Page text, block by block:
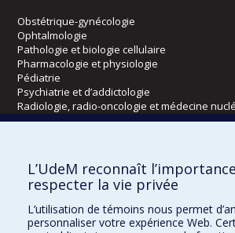
Obstétrique-gynécologie
Ophtalmologie
Pathologie et biologie cellulaire
Pharmacologie et physiologie
Pédiatrie
Psychiatrie et d’addictologie
Radiologie, radio-oncologie et médecine
Kinésiologie et des sciences de l’activité
Orthophonie et audiologie
Réadaptation
L’UdeM reconnaît
respecter la vie privée
L’utilisation de témoins nous permet
personnaliser votre expérience Web.